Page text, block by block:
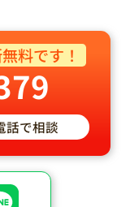
料です！
話で相談